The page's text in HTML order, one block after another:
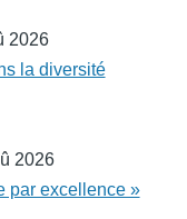
2026
la diversité
2026
par excellence »